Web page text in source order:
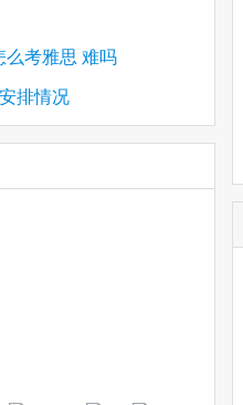
么考雅思 难吗
排情况